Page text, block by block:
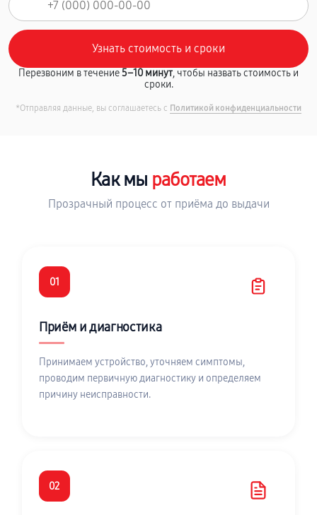
Перезвоним в течение5–10 минут, чтобы назвать стоимость и
сроки.
*Отправляя данные, вы соглашаетесь с Политикой конфиденциальности
Как мы работаем
Прозрачный процесс от приёма до выдачи
01
Приём и диагностика
Принимаем устройство, уточняем симптомы,
проводим первичную диагностику и определяем
причину неисправности.
02